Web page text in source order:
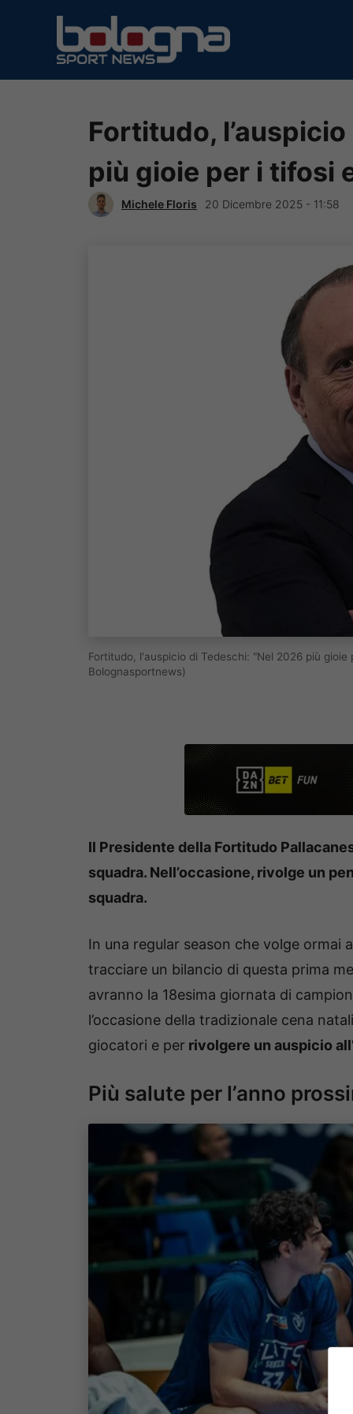
contenuto
Fortitudo,
più gioie per i tifosi
Michele Floris 20 Dicembre 2025 - 11:58
Fortitudo, l'auspicio di Tedeschi: "Nel 2026 più
Bolognasportnews)
Il Presidente della Fortitudo
squadra. Nell’occasione, rivolge un
squadra.
In una regular season che volge ormai
tracciare un bilancio di questa prima
avranno la 18esima giornata di
l’occasione della tradizionale cena
giocatori e per rivolgere un auspicio
Più salute per l’anno